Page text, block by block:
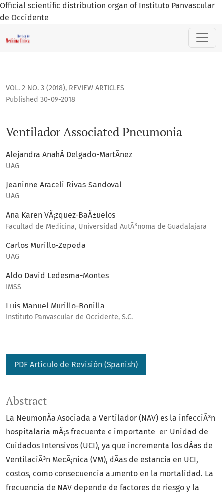
Official scientific distribution organ of Instituto Panvascular
de Occidente
VOL. 2 NO. 3 (2018), REVIEW ARTICLES
Ventilador Associated Pneumonia
Published 30-09-2018
Alejandra AnahÃ­ Delgado-MartÃ­nez
UAG
Jeaninne Araceli Rivas-Sandoval
UAG
Ana Karen VÃ¡zquez-BaÃ±uelos
Facultad de Medicina, Universidad AutÃ³noma de Guadalajara
Carlos Murillo-Zepeda
UAG
Aldo David Ledesma-Montes
IMSS
Luis Manuel Murillo-Bonilla
Instituto Panvascular de Occidente, S.C.
PDF Artículo de Revisión (Spanish)
Abstract
La NeumonÃ­a Asociada a Ventilador (NAV) es la infecciÃ³n
hospitalaria mÃ¡s frecuente e importante en Unidad de
Cuidados Intensivos (UCI), ya que incrementa los dÃ­as de
VentilaciÃ³n MecÃ¡nica (VM), dÃ­as de estancia en UCI,
costos, como consecuencia aumento en la mortalidad. La
frecuencia de NAV depende de factores de riesgo y la